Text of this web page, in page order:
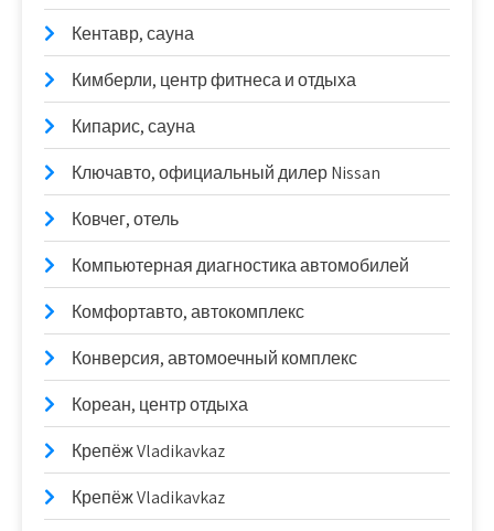
Кентавр, сауна
Кимберли, центр фитнеса и отдыха
Кипарис, сауна
Ключавто, официальный дилер Nissan
Ковчег, отель
Компьютерная диагностика автомобилей
Комфортавто, автокомплекс
Конверсия, автомоечный комплекс
Кореан, центр отдыха
Крепёж Vladikavkaz
Крепёж Vladikavkaz